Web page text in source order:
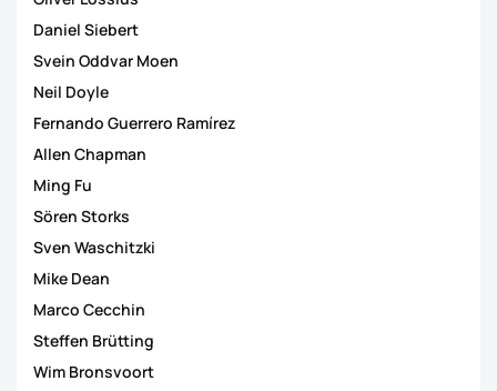
Daniel Siebert
Svein Oddvar Moen
Neil Doyle
Fernando Guerrero Ramírez
Allen Chapman
Ming Fu
Sören Storks
Sven Waschitzki
Mike Dean
Marco Cecchin
Steffen Brütting
Wim Bronsvoort